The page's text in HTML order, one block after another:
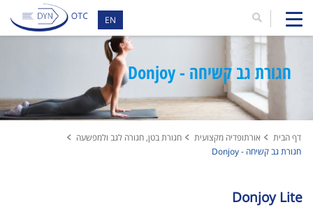
EN
חגורת גב קשיחה - Donjoy
דף הבית אורתופדיה מקצועית
חגורת בטן, חגורה לגב ולמפשעה
חגורת גב קשיחה - Donjoy
Donjoy Lite